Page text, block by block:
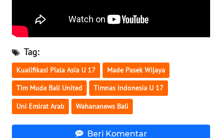
Tag:
Kualifikasi Piala Asia U 17 Made Pasek Wijaya
Tim Muda Bali United Timnas Indonesia U 17
Uni Emirat Arab Wahananews Bali
Beri Komentar
JATIM
WN
WN
KALBAR
WN